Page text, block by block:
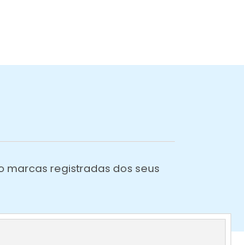
marcas registradas dos seus